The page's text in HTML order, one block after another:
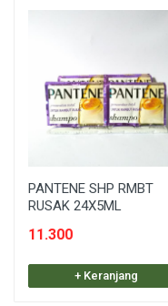
PANTENE SHP RMBT
RUSAK 24X5ML
11.300
+ Keranjang